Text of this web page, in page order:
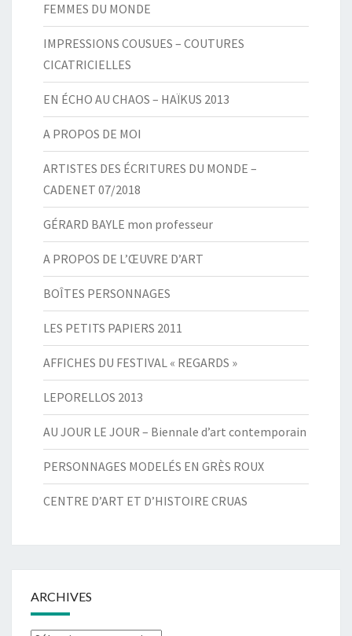
FEMMES DU MONDE
IMPRESSIONS COUSUES – COUTURES
CICATRICIELLES
EN ÉCHO AU CHAOS – HAÏKUS 2013
A PROPOS DE MOI
ARTISTES DES ÉCRITURES DU MONDE –
CADENET 07/2018
GÉRARD BAYLE mon professeur
A PROPOS DE L’ŒUVRE D’ART
BOÎTES PERSONNAGES
LES PETITS PAPIERS 2011
AFFICHES DU FESTIVAL « REGARDS »
LEPORELLOS 2013
AU JOUR LE JOUR – Biennale d’art contemporain
PERSONNAGES MODELÉS EN GRÈS ROUX
CENTRE D’ART ET D’HISTOIRE CRUAS
ARCHIVES